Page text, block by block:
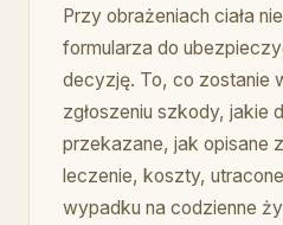
Przy obrażeniach ciała
formularza do
decyzję. To, co zostanie
zgłoszeniu szkody, jakie
przekazane, jak opisane
leczenie, koszty,
wypadku na codzienne